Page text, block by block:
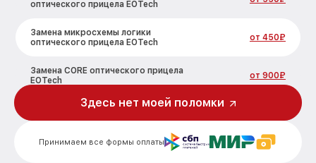
оптического прицела EOTech
Замена микросхемы логики
оптического прицела EOTech
от 450₽
Замена CORE оптического прицела
EOTech
от 900₽
Ремонт встроенного дальнометра и
других устройств оптического прицела
от 750₽
Принимаем все формы оплаты
Здесь нет моей поломки